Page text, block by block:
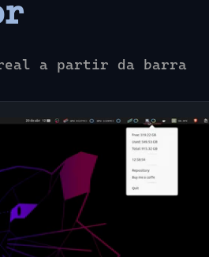
real a partir da barra